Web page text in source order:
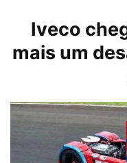
Iveco
mais um